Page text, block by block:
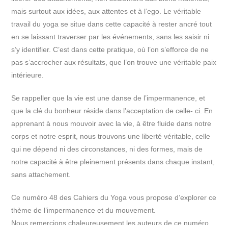
mais surtout aux idées, aux attentes et à l’ego. Le véritable
travail du yoga se situe dans cette capacité à rester ancré tout
en se laissant traverser par les événements, sans les saisir ni
s’y identifier. C’est dans cette pratique, où l’on s’efforce de ne
pas s’accrocher aux résultats, que l’on trouve une véritable paix
intérieure.
Se rappeller que la vie est une danse de l’impermanence, et
que la clé du bonheur réside dans l’acceptation de celle- ci. En
apprenant à nous mouvoir avec la vie, à être fluide dans notre
corps et notre esprit, nous trouvons une liberté véritable, celle
qui ne dépend ni des circonstances, ni des formes, mais de
notre capacité à être pleinement présents dans chaque instant,
sans attachement.
Ce numéro 48 des Cahiers du Yoga vous propose d’explorer ce
thème de l’impermanence et du mouvement.
Nous remercions chaleureusement les auteurs de ce numéro